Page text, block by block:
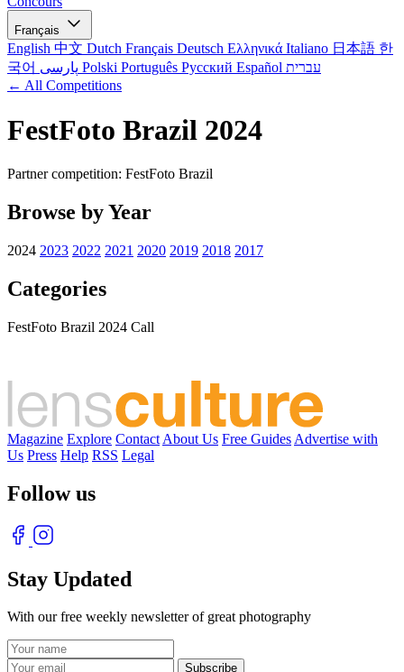
Français
English 中文 Dutch Français Deutsch Ελληνικά Italiano 日本語 한
국어
Polski Português Русский Español עברית
← All Competitions
FestFoto Brazil 2024
Partner competition: FestFoto Brazil
Browse by Year
2024 2023 2022 2021 2020 2019 2018 2017
Categories
FestFoto Brazil 2024 Call
Magazine Explore Contact About Us Free Guides Advertise with
Us Press Help RSS Legal
Follow us
Stay Updated
With our free weekly newsletter of great photography